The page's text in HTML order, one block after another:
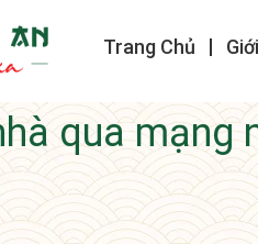
Trang Chủ
qua mạng